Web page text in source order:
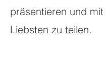
präsentieren und mit
Liebsten zu teilen.